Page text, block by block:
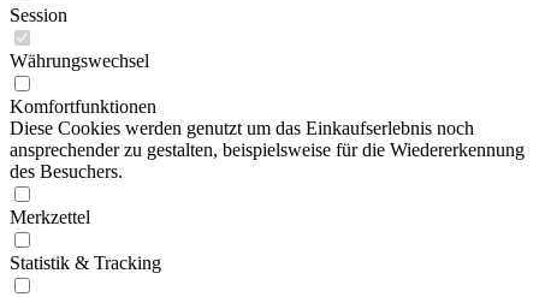
Session
Währungswechsel
Komfortfunktionen
Diese Cookies werden genutzt um das Einkaufserlebnis noch
ansprechender zu gestalten, beispielsweise für die Wiedererkennung
des Besuchers.
Merkzettel
Statistik & Tracking